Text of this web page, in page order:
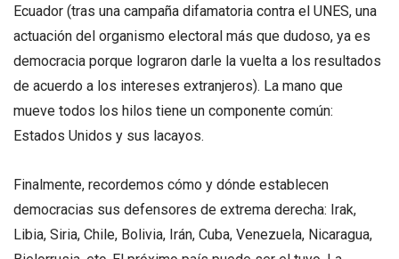
Ecuador (tras una campaña difamatoria contra el UNES, una
actuación del organismo electoral más que dudoso, ya es
democracia porque lograron darle la vuelta a los resultados
de acuerdo a los intereses extranjeros). La mano que
mueve todos los hilos tiene un componente común:
Estados Unidos y sus lacayos.
Finalmente, recordemos cómo y dónde establecen
democracias sus defensores de extrema derecha: Irak,
Libia, Siria, Chile, Bolivia, Irán, Cuba, Venezuela, Nicaragua,